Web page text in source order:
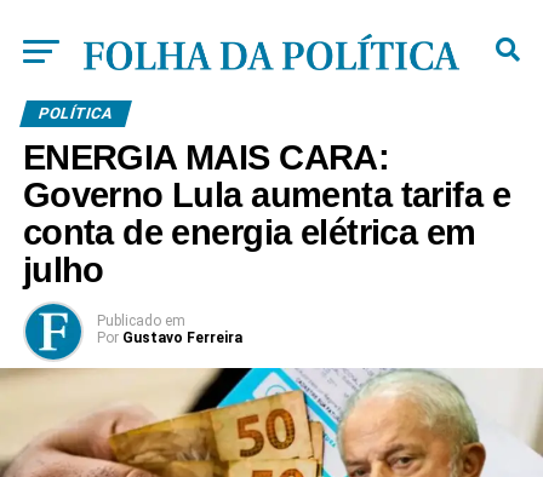
POLÍTICA
ENERGIA MAIS CARA:
Governo Lula aumenta tarifa e
conta de energia elétrica em
julho
Publicado em
Por Gustavo Ferreira